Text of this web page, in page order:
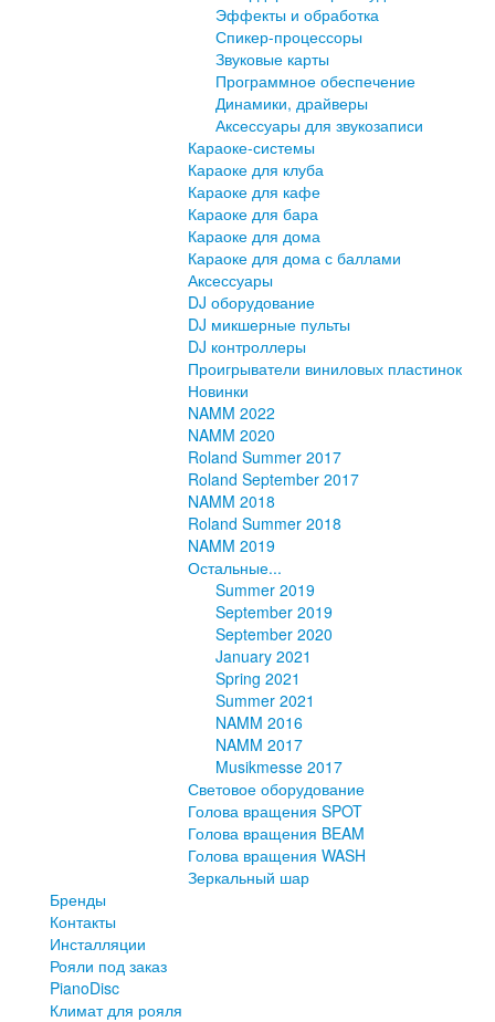
Эффекты и обработка
Спикер-процессоры
Звуковые карты
Программное обеспечение
Динамики, драйверы
Аксессуары для звукозаписи
Караоке-системы
Караоке для клуба
Караоке для кафе
Караоке для бара
Караоке для дома
Караоке для дома с баллами
Аксессуары
DJ оборудование
DJ микшерные пульты
DJ контроллеры
Проигрыватели виниловых пластинок
Новинки
NAMM 2022
NAMM 2020
Roland Summer 2017
Roland September 2017
NAMM 2018
Roland Summer 2018
NAMM 2019
Остальные...
Summer 2019
September 2019
September 2020
January 2021
Spring 2021
Summer 2021
NAMM 2016
NAMM 2017
Musikmesse 2017
Световое оборудование
Голова вращения SPOT
Голова вращения BEAM
Голова вращения WASH
Зеркальный шар
Бренды
Контакты
Инсталляции
Рояли под заказ
PianoDisc
Климат для рояля